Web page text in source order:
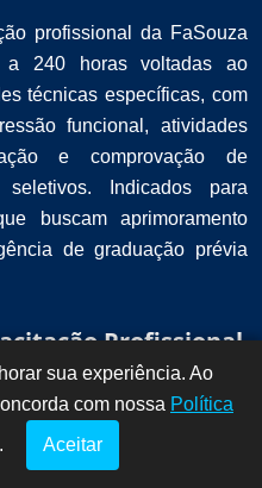
profissional da FaSouza
a 240 horas voltadas ao
técnicas específicas, com
funcional, atividades
e comprovação de
Indicados para
buscam aprimoramento
de graduação prévia
Profissional
sua experiência. Ao
com nossa Política
. Aceitar